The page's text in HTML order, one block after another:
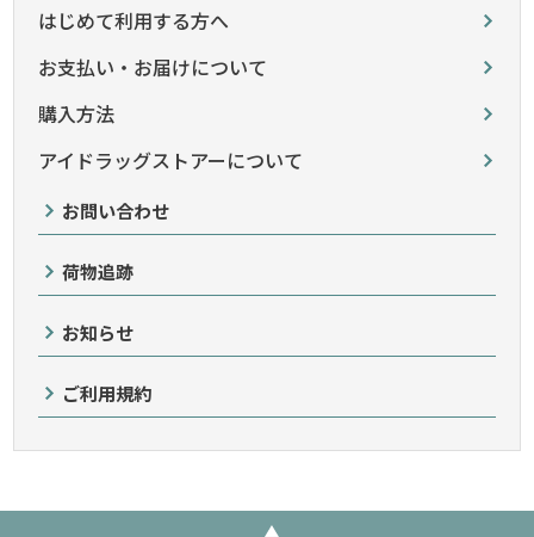
はじめて利用する方へ
お支払い・お届けについて
購入方法
アイドラッグストアーについて
お問い合わせ
荷物追跡
お知らせ
ご利用規約